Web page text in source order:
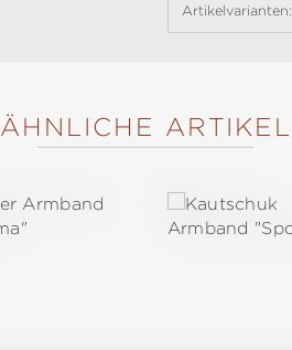
Artikelvarianten:
ÄHNLICHE ARTIKEL